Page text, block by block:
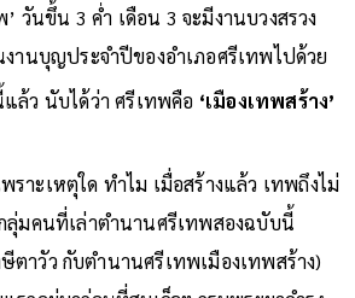
’ วันขึ้น 3 ค่ำ เดือน 3 จะมีงานบวงสรวง
งานบุญประจำปีของอำเภอศรีเทพไปด้วย
ล้ว นับได้ว่า ศรีเทพคือ ‘เมืองเทพสร้าง’
ราะเหตุใด ทำไม เมื่อสร้างแล้ว เทพถึงไม่
ลุ่มคนที่เล่าตำนานศรีเทพสองฉบับนี้
าวัว กับตำนานศรีเทพเมืองเทพสร้าง)